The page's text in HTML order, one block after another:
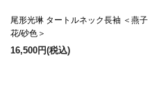
尾形光琳 タートルネック長袖 ＜燕子
花/砂色＞
16,500円(税込)